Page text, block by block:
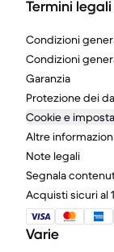
Termini legali
Condizioni
Condizioni
Garanzia
Protezione dei
Cookie e
Altre
Note legali
Segnala
Acquisti sicuri al
Varie